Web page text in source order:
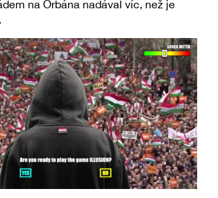
na Orbána nadával víc, než je